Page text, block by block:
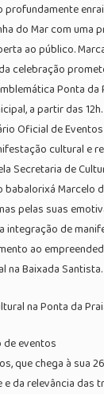
profundamente
do Mar com uma
ao público.
celebração
Ponta da
a partir das
Oficial de
cultural e
Secretaria de
Marcelo
pelas suas
integração de
ao
na Baixada Santista.
na Ponta da
de eventos
que chega à sua
da relevância das